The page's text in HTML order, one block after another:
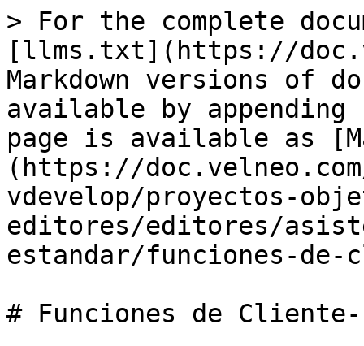
> For the complete
[llms.txt](https://
Markdown versions of
available by
page is available as
(https://
vdevelop/proyectos-
editores/editores/
estandar/funciones-
# Funciones de